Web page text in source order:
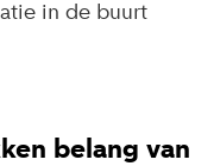
in de buurt
belang van